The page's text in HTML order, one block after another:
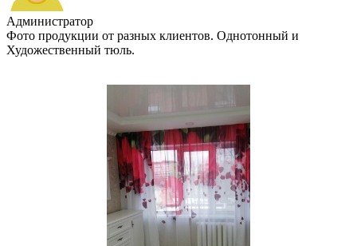
Администратор
Фото продукции от разных клиентов. Однотонный и
Художественный тюль.